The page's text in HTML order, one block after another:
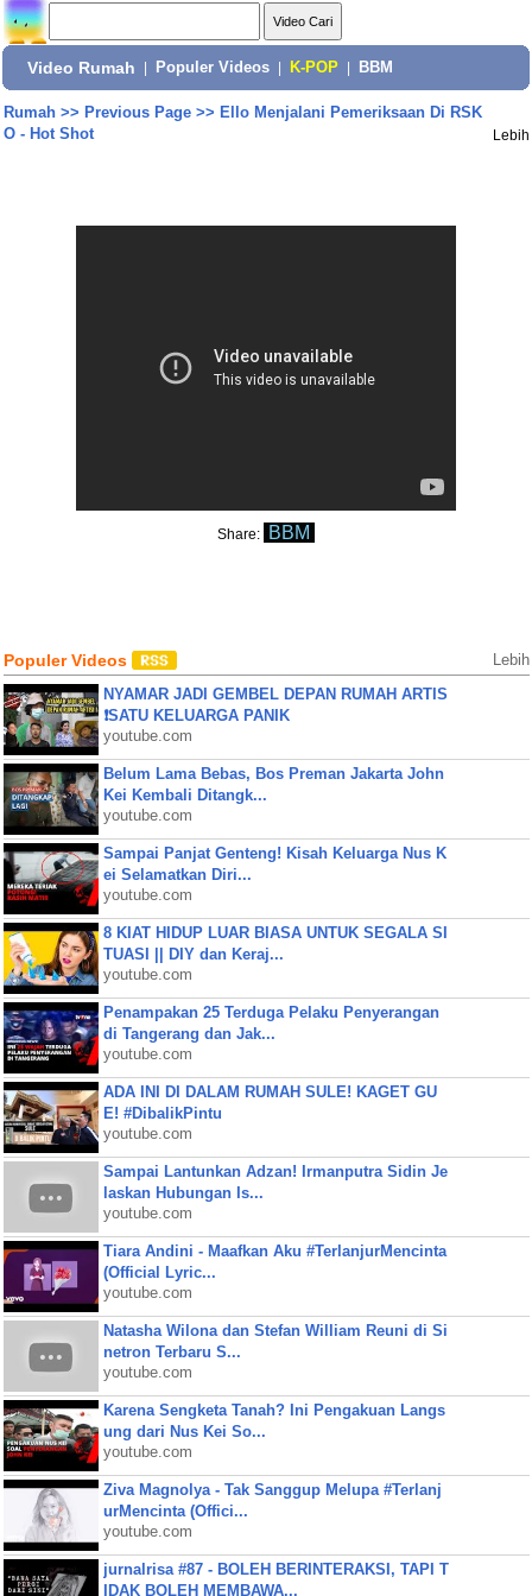
Video Rumah Populer Videos K-POP BBM
Rumah>> Previous Page>> Ello Menjalani Pemeriksaan Di RSK
O - Hot Shot
Lebih
Share: BBM
Populer Videos Lebih
NYAMAR JADI GEMBEL DEPAN RUMAH ARTIS
❗SATU KELUARGA PANIK
youtube.com
Belum Lama Bebas, Bos Preman Jakarta John
Kei Kembali Ditangk...
youtube.com
Sampai Panjat Genteng! Kisah Keluarga Nus K
ei Selamatkan Diri...
youtube.com
8 KIAT HIDUP LUAR BIASA UNTUK SEGALA SI
TUASI || DIY dan Keraj...
youtube.com
Penampakan 25 Terduga Pelaku Penyerangan
di Tangerang dan Jak...
youtube.com
ADA INI DI DALAM RUMAH SULE! KAGET GU
E! #DibalikPintu
youtube.com
Sampai Lantunkan Adzan! Irmanputra Sidin Je
laskan Hubungan Is...
youtube.com
Tiara Andini - Maafkan Aku #TerlanjurMencinta
(Official Lyric...
youtube.com
Natasha Wilona dan Stefan William Reuni di Si
netron Terbaru S...
youtube.com
Karena Sengketa Tanah? Ini Pengakuan Langs
ung dari Nus Kei So...
youtube.com
Ziva Magnolya - Tak Sanggup Melupa #Terlanj
urMencinta (Offici...
youtube.com
jurnalrisa #87 - BOLEH BERINTERAKSI, TAPI T
IDAK BOLEH MEMBAWA...